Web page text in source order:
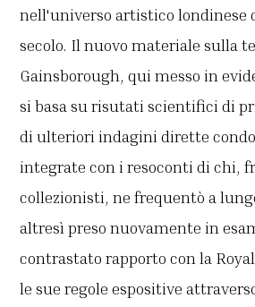
nell'universo artistico londinese
secolo. Il nuovo materiale sulla
Gainsborough, qui messo in
si basa su risutati scientifici di
di ulteriori indagini dirette
integrate con i resoconti di chi,
collezionisti, ne frequentò a
altresì preso nuovamente in
contrastato rapporto con la
le sue regole espositive